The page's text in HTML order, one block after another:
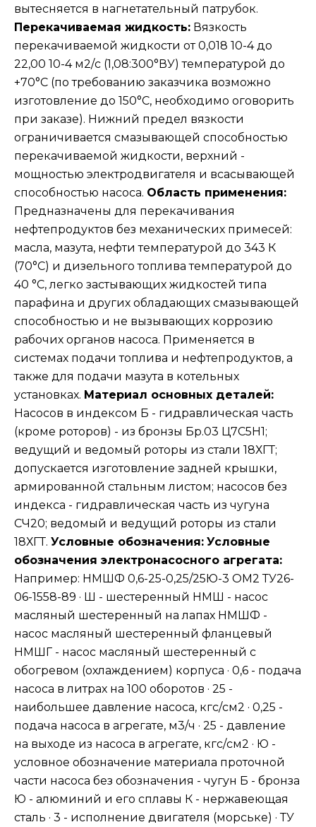
вытесняется в нагнетательный патрубок.
Перекачиваемая жидкость: Вязкость
перекачиваемой жидкости от 0,018 10-4 до
22,00 10-4 м2/с (1,08:300°ВУ) температурой до
+70°С (по требованию заказчика возможно
изготовление до 150°С, необходимо оговорить
при заказе). Нижний предел вязкости
ограничивается смазывающей способностью
перекачиваемой жидкости, верхний -
мощностью электродвигателя и всасывающей
способностью насоса. Область применения:
Предназначены для перекачивания
нефтепродуктов без механических примесей:
масла, мазута, нефти температурой до 343 К
(70°C) и дизельного топлива температурой до
40 °C, легко застывающих жидкостей типа
парафина и других обладающих смазывающей
способностью и не вызывающих коррозию
рабочих органов насоса. Применяется в
системах подачи топлива и нефтепродуктов, а
также для подачи мазута в котельных
установках. Материал основных деталей:
Насосов в индексом Б - гидравлическая часть
(кроме роторов) - из бронзы Бр.03 Ц7С5Н1;
ведущий и ведомый роторы из стали 18ХГТ;
допускается изготовление задней крышки,
армированной стальным листом; насосов без
индекса - гидравлическая часть из чугуна
СЧ20; ведомый и ведущий роторы из стали
18ХГТ. Условные обозначения: Условные
обозначения электронасосного агрегата:
Например: НМШФ 0,6-25-0,25/25Ю-3 ОМ2 ТУ26-
06-1558-89 · Ш - шестеренный НМШ - насос
масляный шестеренный на лапах НМШФ -
насос масляный шестеренный фланцевый
НМШГ - насос масляный шестеренный с
обогревом (охлаждением) корпуса · 0,6 - подача
насоса в литрах на 100 оборотов · 25 -
наибольшее давление насоса, кгс/см2 · 0,25 -
подача насоса в агрегате, м3/ч · 25 - давление
на выходе из насоса в агрегате, кгс/см2 · Ю -
условное обозначение материала проточной
части насоса без обозначения - чугун Б - бронза
Ю - алюминий и его сплавы К - нержавеющая
сталь · 3 - исполнение двигателя (морське) · ТУ